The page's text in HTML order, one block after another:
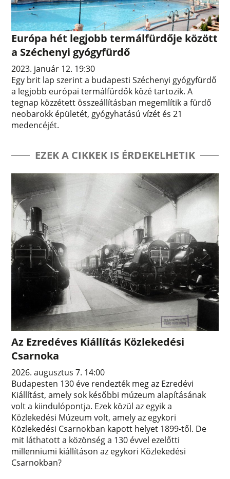
Európa hét legjobb termálfürdője között
a Széchenyi gyógyfürdő
2023. január 12. 19:30
Egy brit lap szerint a budapesti Széchenyi gyógyfürdő
a legjobb európai termálfürdők közé tartozik. A
tegnap közzétett összeállításban megemlítik a fürdő
neobarokk épületét, gyógyhatású vízét és 21
medencéjét.
EZEK A CIKKEK IS ÉRDEKELHETIK
Az Ezredéves Kiállítás Közlekedési
Csarnoka
2026. augusztus 7. 14:00
Budapesten 130 éve rendezték meg az Ezredévi
Kiállítást, amely sok későbbi múzeum alapításának
volt a kiindulópontja. Ezek közül az egyik a
Közlekedési Múzeum volt, amely az egykori
Közlekedési Csarnokban kapott helyet 1899-től. De
mit láthatott a közönség a 130 évvel ezelőtti
millenniumi kiállításon az egykori Közlekedési
Csarnokban?